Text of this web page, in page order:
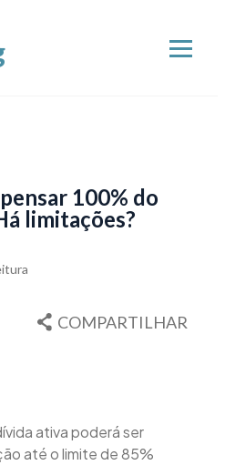
100% do
limitações?
COMPARTILHAR
ativa poderá ser
até o limite de 85%